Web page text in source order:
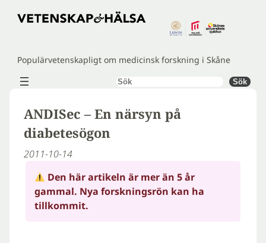
Hoppa
Populärvetenskapligt om medicinsk forskning i Skåne
Sök Sök
ANDISec – En närsyn på
diabetesögon
2011-10-14
Den här artikeln är mer än 5 år
gammal. Nya forskningsrön kan ha
tillkommit.